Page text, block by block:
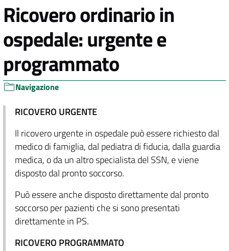
Ricovero ordinario in
ospedale: urgente e
programmato
Navigazione
RICOVERO URGENTE
Il ricovero urgente in ospedale può essere richiesto dal
medico di famiglia, dal pediatra di fiducia, dalla guardia
medica, o da un altro specialista del SSN, e viene
disposto dal pronto soccorso.
Può essere anche disposto direttamente dal pronto
soccorso per pazienti che si sono presentati
direttamente in PS.
RICOVERO PROGRAMMATO